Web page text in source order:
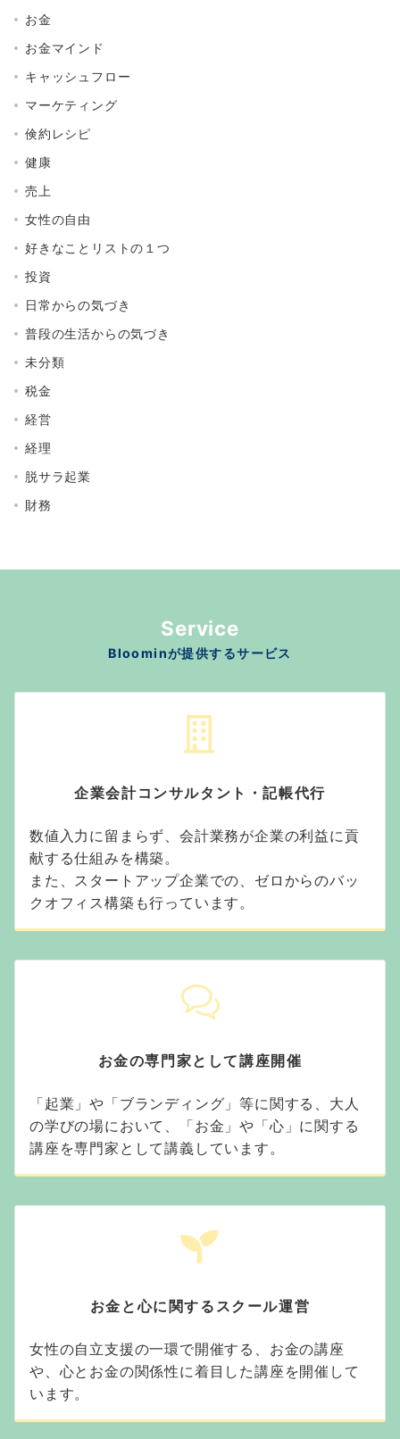
りお金
お金マインド
キャッシュフロー
マーケティング
倹約レシピ
健康
売上
女性の自由
好きなことリストの１つ
投資
日常からの気づき
普段の生活からの気づき
未分類
税金
経営
経理
脱サラ起業
財務
Service
Bloominが提供するサービス
企業会計コンサルタント・記帳代行
数値入力に留まらず、会計業務が企業の利益に貢
献する仕組みを構築。
また、スタートアップ企業での、ゼロからのバッ
クオフィス構築も行っています。
お金の専門家として講座開催
「起業」や「ブランディング」等に関する、大人
の学びの場において、「お金」や「心」に関する
講座を専門家として講義しています。
お金と心に関するスクール運営
女性の自立支援の一環で開催する、お金の講座
や、心とお金の関係性に着目した講座を開催して
います。